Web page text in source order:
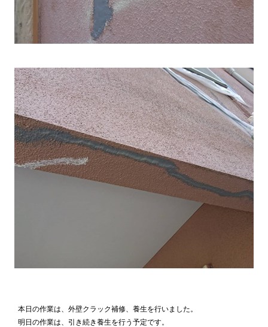
本日の作業は、外壁クラック補修、養生を行いました。
明日の作業は、引き続き養生を行う予定です。